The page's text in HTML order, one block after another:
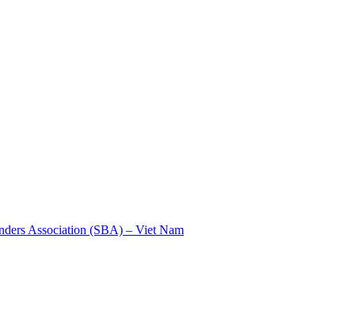
Association (SBA) – Viet Nam